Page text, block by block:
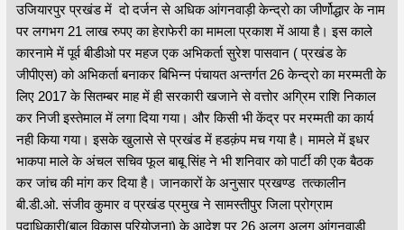
उजियारपुर प्रखंड में दो दर्जन से अधिक आंगनवाड़ी केन्द्रो का जीर्णोद्धार के नाम
पर लगभग 21 लाख रुपए का हेराफेरी का मामला प्रकाश में आया है। इस काले
कारनामे में पूर्व बीडीओ पर महज एक अभिकर्ता सुरेश पासवान ( प्रखंड के
जीपीएस) को अभिकर्ता बनाकर बिभिन्न पंचायत अन्तर्गत 26 केन्द्रो का मरम्मती के
लिए 2017 के सितम्बर माह में ही सरकारी खजाने से वत्तोर अग्रिम राशि निकाल
कर निजी इस्तेमाल में लगा दिया गया। और किसी भी केंद्र पर मरम्मती का कार्य
नही किया गया। इसके खुलासे से प्रखंड में हडक़ंप मच गया है। मामले में इधर
भाकपा माले के अंचल सचिव फूल बाबू सिंह ने भी शनिवार को पार्टी की एक बैठक
कर जांच की मांग कर दिया है। जानकारों के अनुसार प्रखण्ड तत्कालीन
बी.डी.ओ. संजीव कुमार व प्रखंड प्रमुख ने सामस्तीपुर जिला प्रोग्राम
पदाधिकारी(बाल विकास परियोजना) के आदेश पर 26 अलग अलग आंगनवाड़ी